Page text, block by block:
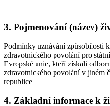
3. Pojmenování (název)
Podmínky uznávání způsobilosti
zdravotnického povolání pro
Evropské unie, kteří získali
zdravotnického povolání v jiném
republice
4. Základní informace k